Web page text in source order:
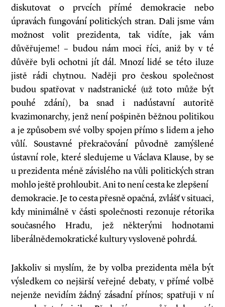
diskutovat o prvcích přímé demokracie nebo
úpravách fungování politických stran. Dali jsme vám
možnost volit prezidenta, tak vidíte, jak vám
důvěřujeme! – budou nám moci říci, aniž by v té
důvěře byli ochotni jít dál. Mnozí lidé se této iluze
jistě rádi chytnou. Naději pro českou společnost
budou spatřovat v nadstranické (už toto může být
pouhé zdání), ba snad i nadústavní autoritě
kvazimonarchy, jenž není pošpiněn běžnou politikou
a je způsobem své volby spojen přímo s lidem a jeho
vůlí. Soustavné překračování původně zamýšlené
ústavní role, které sledujeme u Václava Klause, by se
u prezidenta méně závislého na vůli politických stran
mohlo ještě prohloubit. Ani to není cesta ke zlepšení
demokracie. Je to cesta přesně opačná, zvlášť v situaci,
kdy minimálně v části společnosti rezonuje rétorika
současného Hradu, jež některými hodnotami
liberálnědemokratické kultury vysloveně pohrdá.
Jakkoliv si myslím, že by volba prezidenta měla být
výsledkem co nejširší veřejné debaty, v přímé volbě
nejenže nevidím žádný zásadní přínos; spatřuji v ní